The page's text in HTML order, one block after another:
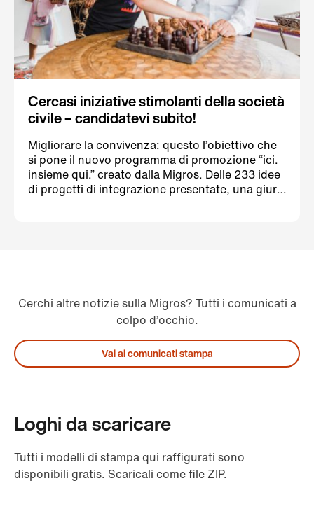
Cercasi iniziative stimolanti della società
civile – candidatevi subito!
Migliorare la convivenza: questo l’obiettivo che
si pone il nuovo programma di promozione “ici.
insieme qui.” creato dalla Migros. Delle 233 idee
di progetti di integrazione presentate, una giura
Cerchi altre notizie sulla Migros? Tutti i comunicati a
colpo d’occhio.
Vai ai comunicati stampa
Loghi da scaricare
Tutti i modelli di stampa qui raffigurati sono
disponibili gratis. Scaricali come file ZIP.